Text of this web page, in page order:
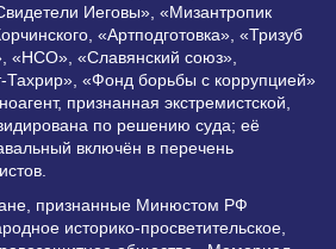
Иеговы», «Мизантропик
«Артподготовка», «Тризуб
«НСО», «Славянский союз»,
«Фонд борьбы с коррупцией»
признанная экстремистской,
по решению суда; её
включён в перечень
признанные Минюстом РФ
историко-просветительское,